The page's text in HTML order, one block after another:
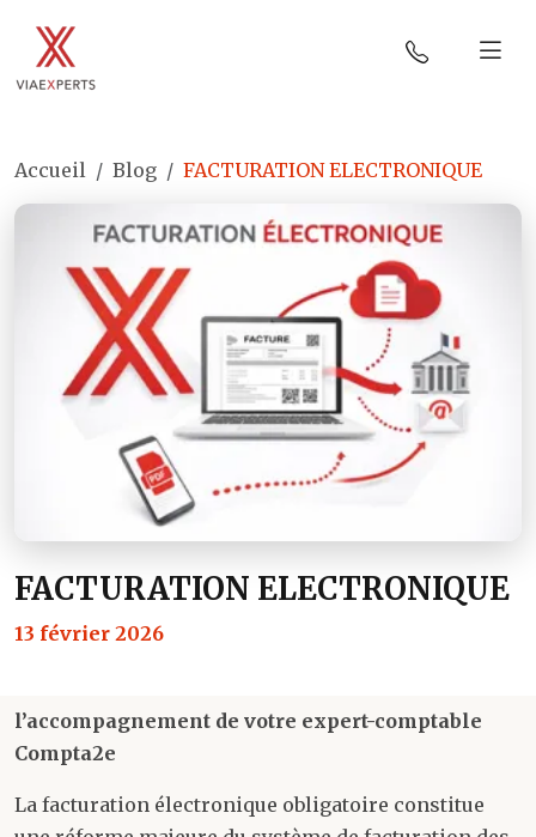
Accueil Blog FACTURATION ELECTRONIQUE
FACTURATION ELECTRONIQUE
13 février 2026
l’accompagnement de votre expert-comptable
Compta2e
La facturation électronique obligatoire constitue